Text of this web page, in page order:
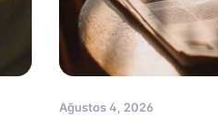
Ağustos 4, 2026